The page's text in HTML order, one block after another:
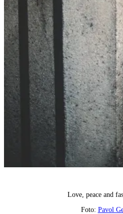
Love, peace and
Foto: Pavol